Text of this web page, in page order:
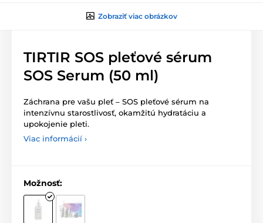
Zobraziť viac obrázkov
TIRTIR SOS pleťové sérum
SOS Serum (50 ml)
Záchrana pre vašu pleť – SOS pleťové sérum na
intenzívnu starostlivosť, okamžitú hydratáciu a
upokojenie pleti.
Viac informácií ›
Možnosť: